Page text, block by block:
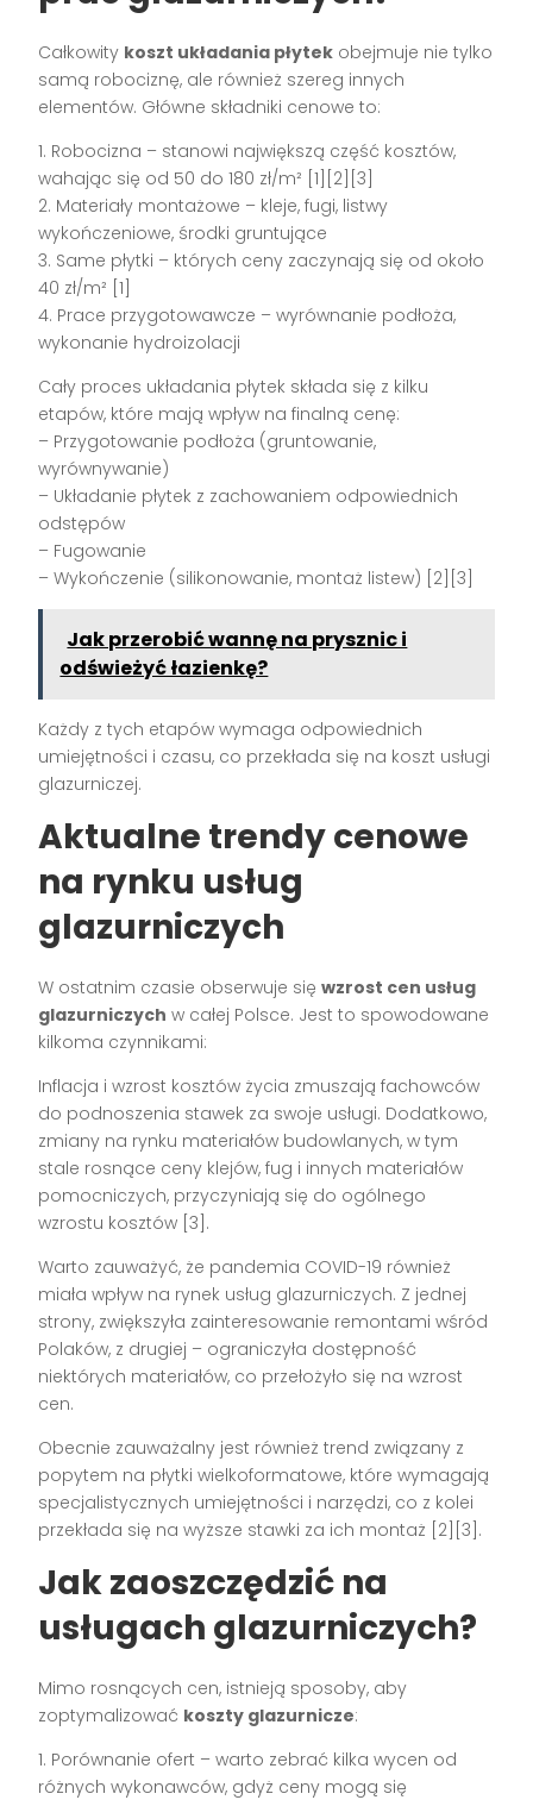
Całkowity koszt układania płytek obejmuje nie tylko
samą robociznę, ale również szereg innych
elementów. Główne składniki cenowe to:
1. Robocizna – stanowi największą część kosztów,
wahając się od 50 do 180 zł/m² [1][2][3]
2. Materiały montażowe – kleje, fugi, listwy
wykończeniowe, środki gruntujące
3. Same płytki – których ceny zaczynają się od około
40 zł/m² [1]
4. Prace przygotowawcze – wyrównanie podłoża,
wykonanie hydroizolacji
Cały proces układania płytek składa się z kilku
etapów, które mają wpływ na finalną cenę:
– Przygotowanie podłoża (gruntowanie,
wyrównywanie)
– Układanie płytek z zachowaniem odpowiednich
odstępów
– Fugowanie
– Wykończenie (silikonowanie, montaż listew) [2][3]
Jak przerobić wannę na prysznic i
odświeżyć łazienkę?
Każdy z tych etapów wymaga odpowiednich
umiejętności i czasu, co przekłada się na koszt usługi
glazurniczej.
Aktualne trendy cenowe
na rynku usług
glazurniczych
W ostatnim czasie obserwuje sięwzrost cen usług
glazurniczych w całej Polsce. Jest to spowodowane
kilkoma czynnikami:
Inflacja i wzrost kosztów życia zmuszają fachowców
do podnoszenia stawek za swoje usługi. Dodatkowo,
zmiany na rynku materiałów budowlanych, w tym
stale rosnące ceny klejów, fug i innych materiałów
pomocniczych, przyczyniają się do ogólnego
wzrostu kosztów [3].
Warto zauważyć, że pandemia COVID-19 również
miała wpływ na rynek usług glazurniczych. Z jednej
strony, zwiększyła zainteresowanie remontami wśród
Polaków, z drugiej – ograniczyła dostępność
niektórych materiałów, co przełożyło się na wzrost
cen.
Obecnie zauważalny jest również trend związany z
popytem na płytki wielkoformatowe, które wymagają
specjalistycznych umiejętności i narzędzi, co z kolei
przekłada się na wyższe stawki za ich montaż [2][3].
Jak zaoszczędzić na
usługach glazurniczych?
Mimo rosnących cen, istnieją sposoby, aby
zoptymalizować koszty glazurnicze:
1. Porównanie ofert – warto zebrać kilka wycen od
różnych wykonawców, gdyż ceny mogą się